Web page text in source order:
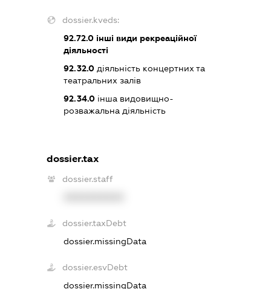
dossier.kveds:
92.72.0 інші види рекреаційної
діяльності
92.32.0 діяльність концертних та
театральних залів
92.34.0 інша видовищно-
розважальна діяльність
dossier.tax
dossier.staff
dossier.taxDebt
dossier.missingData
dossier.esvDebt
dossier.missingData